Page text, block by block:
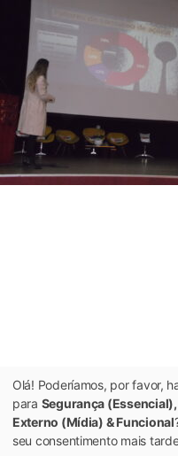
Olá! Poderíamos, por favor,
para Segurança
Externo (Mídia) & Funcional
seu consentimento mais